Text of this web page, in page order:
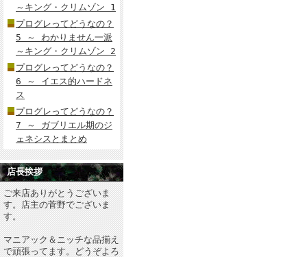
～キング・クリムゾン 1
プログレってどうなの？
5 ～ わかりません一派
～キング・クリムゾン 2
プログレってどうなの？
6 ～ イエス的ハードネ
ス
プログレってどうなの？
7 ～ ガブリエル期のジ
ェネシスとまとめ
店長挨拶
ご来店ありがとうございま
す。店主の菅野でございま
す。
マニアック＆ニッチな品揃え
で頑張ってます。どうぞよろ